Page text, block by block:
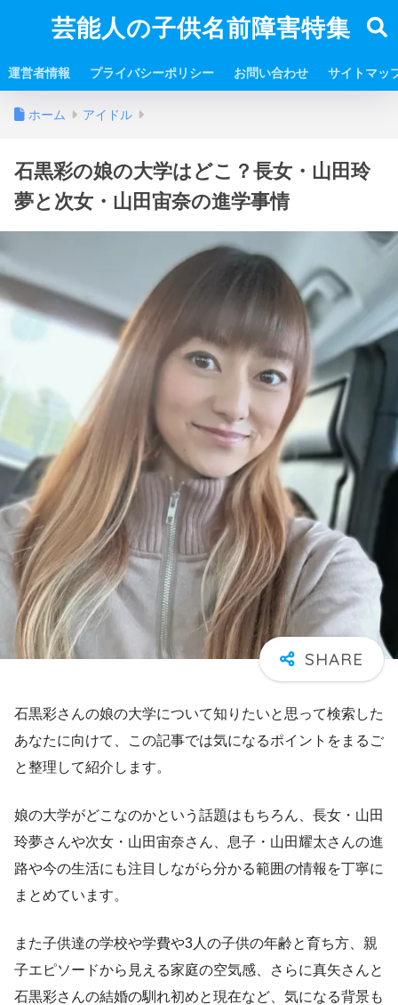
芸能人の子供名前障害特集
運営者情報 プライバシーポリシー お問い合わせ サイトマッ
ホーム アイドル
石黒彩の娘の大学はどこ？長女・山田玲
夢と次女・山田宙奈の進学事情
石黒彩さんの娘の大学について知りたいと思って検索した
あなたに向けて、この記事では気になるポイントをまるご
と整理して紹介します。
娘の大学がどこなのかという話題はもちろん、長女・山田
玲夢さんや次女・山田宙奈さん、息子・山田耀太さんの進
路や今の生活にも注目しながら分かる範囲の情報を丁寧に
まとめています。
また子供達の学校や学費や3人の子供の年齢と育ち方、親
子エピソードから見える家庭の空気感、さらに真矢さんと
石黒彩さんの結婚の馴れ初めと現在など、気になる背景も